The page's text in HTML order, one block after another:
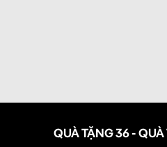
QUÀ TẶNG 36 -